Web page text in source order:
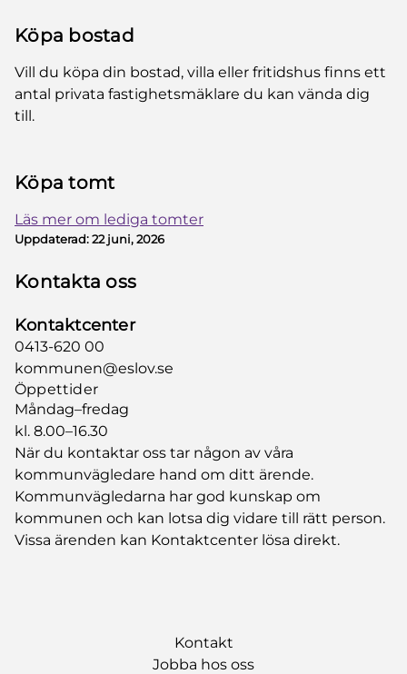
Köpa bostad
Vill du köpa din bostad, villa eller fritidshus finns ett
antal privata fastighetsmäklare du kan vända dig
till.
Köpa tomt
Läs mer om lediga tomter
Uppdaterad:22 juni, 2026
Kontakta oss
Kontaktcenter
0413-620 00
kommunen@eslov.se
Öppettider
Måndag–fredag
kl. 8.00–16.30
När du kontaktar oss tar någon av våra
kommunvägledare hand om ditt ärende.
Kommunvägledarna har god kunskap om
kommunen och kan lotsa dig vidare till rätt person.
Vissa ärenden kan Kontaktcenter lösa direkt.
Kontakt
Jobba hos oss